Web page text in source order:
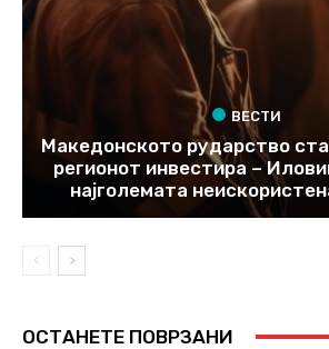
ВЕСТИ
Македонското рударство
регионот инвестира –
најголемата
ОСТАНЕТЕ ПОВРЗАНИ